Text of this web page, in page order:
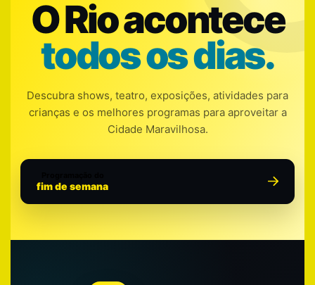
O Rio acontece
todos os dias.
Descubra shows, teatro, exposições, atividades para
crianças e os melhores programas para aproveitar a
Cidade Maravilhosa.
fim de semana